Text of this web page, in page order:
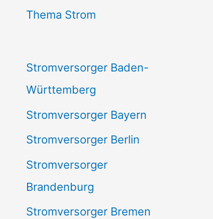
n
Thema Strom
Stromversorger Baden-
Württemberg
Stromversorger Bayern
Stromversorger Berlin
Stromversorger
Brandenburg
Stromversorger Bremen